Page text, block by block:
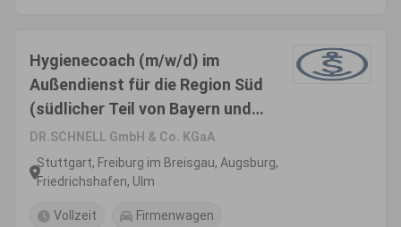
Hygienecoach (m/w/d) im
Außendienst für die Region Süd
(südlicher Teil von Bayern und
von Baden-Württemberg)
DR.SCHNELL GmbH & Co. KGaA
Stuttgart, Freiburg im Breisgau, Augsburg,
Friedrichshafen, Ulm
Vollzeit Firmenwagen